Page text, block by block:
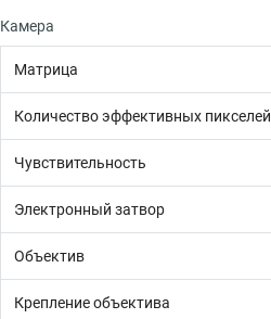
Камера
Матрица
Количество эффективных пикселей
Чувствительность
Электронный затвор
Объектив
Крепление объектива